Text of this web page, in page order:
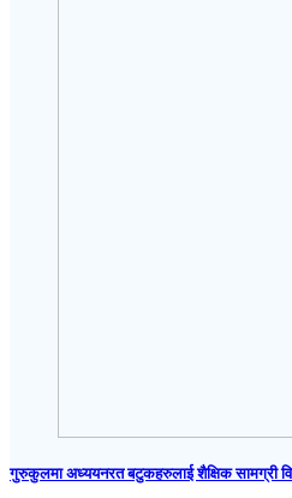
गुरुकुलमा अध्ययनरत बटुकहरुलाई शैक्षिक सामग्री